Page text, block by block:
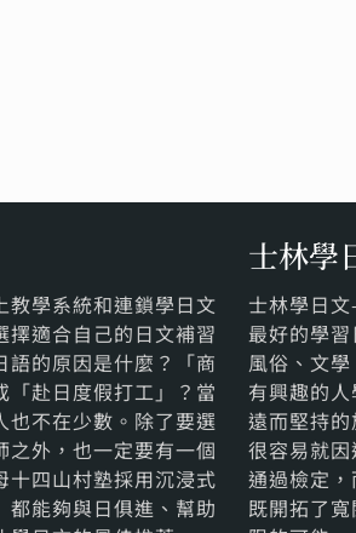
教學系統和連鎖學日文
適合自己的日文補習
的原因是什麼？「商
「赴日度假打工」？當
也不在少數。除了要選
外，也一定要有一個
十四山村塾採用沉浸式
能夠與日俱進、幫助
士林學
士林學日
最好的學
風俗、文
有興趣的
遠而堅持
很容易就
通過檢定
既開拓了